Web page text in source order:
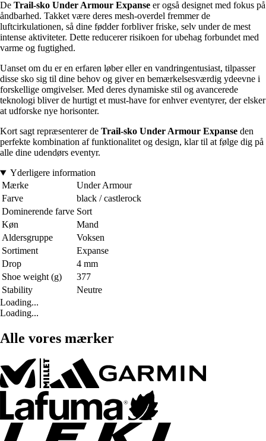
De Trail-sko Under Armour Expanse er også designet med fokus på
åndbarhed. Takket være deres mesh-overdel fremmer de
luftcirkulationen, så dine fødder forbliver friske, selv under de mest
intense aktiviteter. Dette reducerer risikoen for ubehag forbundet med
varme og fugtighed.
Uanset om du er en erfaren løber eller en vandringentusiast, tilpasser
disse sko sig til dine behov og giver en bemærkelsesværdig ydeevne i
forskellige omgivelser. Med deres dynamiske stil og avancerede
teknologi bliver de hurtigt et must-have for enhver eventyrer, der elsker
at udforske nye horisonter.
Kort sagt repræsenterer de Trail-sko Under Armour Expanse den
perfekte kombination af funktionalitet og design, klar til at følge dig på
alle dine udendørs eventyr.
Yderligere information
Mærke
Under Armour
Farve
black / castlerock
Dominerende farve Sort
Køn
Mand
Aldersgruppe
Voksen
Sortiment
Expanse
Drop
4 mm
Shoe weight (g)
377
Stability
Neutre
Loading...
Loading...
Alle vores mærker